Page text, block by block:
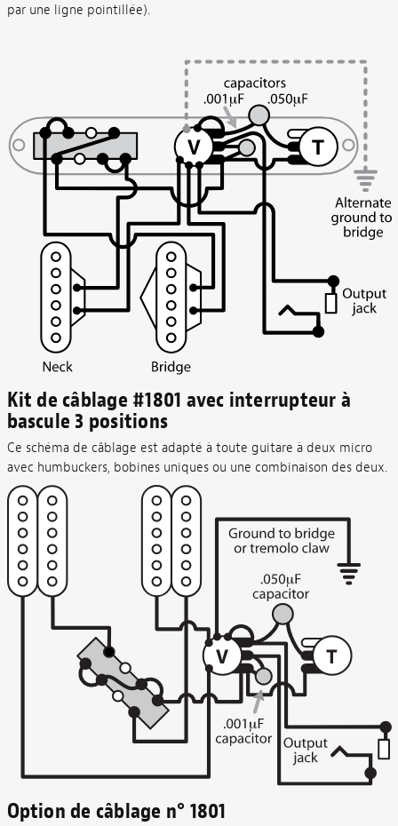
par une ligne pointillée).
Kit de câblage #1801 avec interrupteur à
bascule 3 positions
Ce schéma de câblage est adapté à toute guitare à deux micro
avec humbuckers, bobines uniques ou une combinaison des deux.
Option de câblage n° 1801